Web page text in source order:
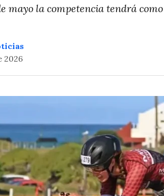
mayo la competencia tendrá
2026